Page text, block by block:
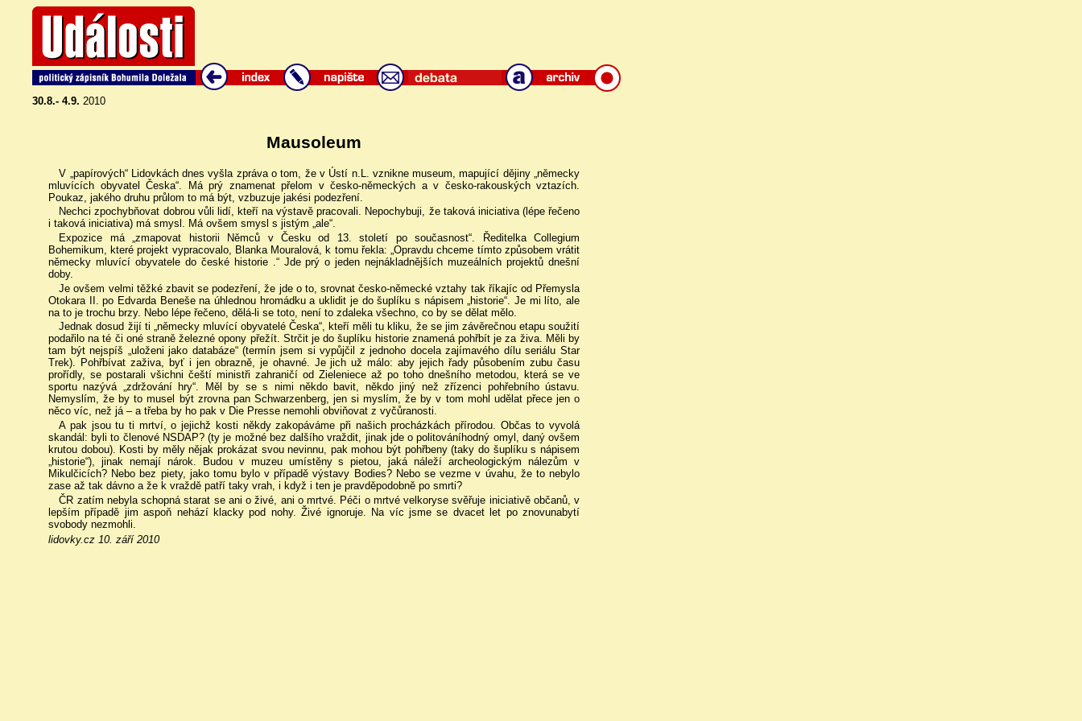
30.8.- 4.9. 2010
Mausoleum
V „papírových“ Lidovkách dnes vyšla zpráva o tom, že v Ústí n.L. vznikne museum, mapující dějiny „německy
mluvících obyvatel Česka“. Má prý znamenat přelom v česko-německých a v česko-rakouských vztazích.
Poukaz, jakého druhu průlom to má být, vzbuzuje jakési podezření.
Nechci zpochybňovat dobrou vůli lidí, kteří na výstavě pracovali. Nepochybuji, že taková iniciativa (lépe řečeno
i taková iniciativa) má smysl. Má ovšem smysl s jistým „ale“.
Expozice má „zmapovat historii Němců v Česku od 13. století po současnost“. Ředitelka Collegium
Bohemikum, které projekt vypracovalo, Blanka Mouralová, k tomu řekla: „Opravdu chceme tímto způsobem vrátit
německy mluvící obyvatele do české historie .“ Jde prý o jeden nejnákladnějších muzeálních projektů dnešní
doby.
Je ovšem velmi těžké zbavit se podezření, že jde o to, srovnat česko-německé vztahy tak říkajíc od Přemysla
Otokara II. po Edvarda Beneše na úhlednou hromádku a uklidit je do šuplíku s nápisem „historie“. Je mi líto, ale
na to je trochu brzy. Nebo lépe řečeno, dělá-li se toto, není to zdaleka všechno, co by se dělat mělo.
Jednak dosud žijí ti „německy mluvící obyvatelé Česka“, kteří měli tu kliku, že se jim závěrečnou etapu soužití
podařilo na té či oné straně železné opony přežít. Strčit je do šuplíku historie znamená pohřbít je za živa. Měli by
tam být nejspíš „uloženi jako databáze“ (termín jsem si vypůjčil z jednoho docela zajímavého dílu seriálu Star
Trek). Pohřbívat zaživa, byť i jen obrazně, je ohavné. Je jich už málo: aby jejich řady působením zubu času
prořídly, se postarali všichni čeští ministři zahraničí od Zieleniece až po toho dnešního metodou, která se ve
sportu nazývá „zdržování hry“. Měl by se s nimi někdo bavit, někdo jiný než zřízenci pohřebního ústavu.
Nemyslím, že by to musel být zrovna pan Schwarzenberg, jen si myslím, že by v tom mohl udělat přece jen o
něco víc, než já – a třeba by ho pak v Die Presse nemohli obviňovat z vyčůranosti.
A pak jsou tu ti mrtví, o jejichž kosti někdy zakopáváme při našich procházkách přírodou. Občas to vyvolá
skandál: byli to členové NSDAP? (ty je možné bez dalšího vraždit, jinak jde o politováníhodný omyl, daný ovšem
krutou dobou). Kosti by měly nějak prokázat svou nevinnu, pak mohou být pohřbeny (taky do šuplíku s nápisem
„historie“), jinak nemají nárok. Budou v muzeu umístěny s pietou, jaká náleží archeologickým nálezům v
Mikulčicích? Nebo bez piety, jako tomu bylo v případě výstavy Bodies? Nebo se vezme v úvahu, že to nebylo
zase až tak dávno a že k vraždě patří taky vrah, i když i ten je pravděpodobně po smrti?
ČR zatím nebyla schopná starat se ani o živé, ani o mrtvé. Péči o mrtvé velkoryse svěřuje iniciativě občanů, v
lepším případě jim aspoň nehází klacky pod nohy. Živé ignoruje. Na víc jsme se dvacet let po znovunabytí
svobody nezmohli.
lidovky.cz 10. září 2010